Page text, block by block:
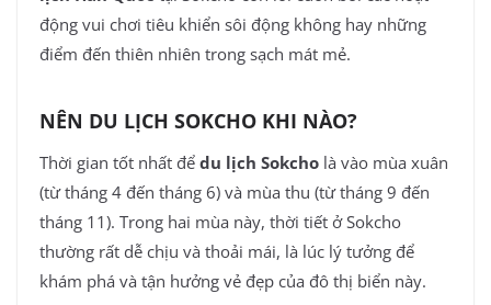
động vui chơi tiêu khiển sôi động không hay những
điểm đến thiên nhiên trong sạch mát mẻ.
NÊN DU LỊCH SOKCHO KHI NÀO?
Thời gian tốt nhất để du lịch Sokcho là vào mùa xuân
(từ tháng 4 đến tháng 6) và mùa thu (từ tháng 9 đến
tháng 11). Trong hai mùa này, thời tiết ở Sokcho
thường rất dễ chịu và thoải mái, là lúc lý tưởng để
khám phá và tận hưởng vẻ đẹp của đô thị biển này.